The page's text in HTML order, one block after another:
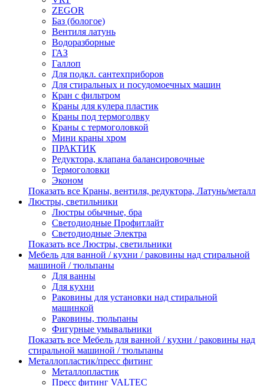
ZEGOR
Баз (бологое)
Вентиля латунь
Водоразборные
ГАЗ
Галлоп
Для подкл. сантехприборов
Для стиральных и посудомоечных машин
Кран с фильтром
Краны для кулера пластик
Краны под термоголвку
Краны с термоголовкой
Мини краны хром
ПРАКТИК
Редуктора, клапана балансировочные
Термоголовки
Эконом
Показать все Краны, вентиля, редуктора, Латунь/металл
Люстры, светильники
Люстры обычные, бра
Светодиодные Профитлайт
Светодиодные Электра
Показать все Люстры, светильники
Мебель для ванной / кухни / раковины над стиральной
машиной / тюльпаны
Для ванны
Для кухни
Раковины для установки над стиральной
машинкой
Раковины, тюльпаны
Фигурные умывальники
Показать все Мебель для ванной / кухни / раковины над
стиральной машиной / тюльпаны
Металлопластик/пресс фитинг
Металлопластик
Пресс фитинг VALTEС